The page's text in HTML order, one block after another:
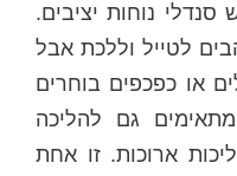
נוחות יציבים.
לטייל וללכת אבל
או כפכפים בוחרים
גם להליכה
ארוכות. זו אחת